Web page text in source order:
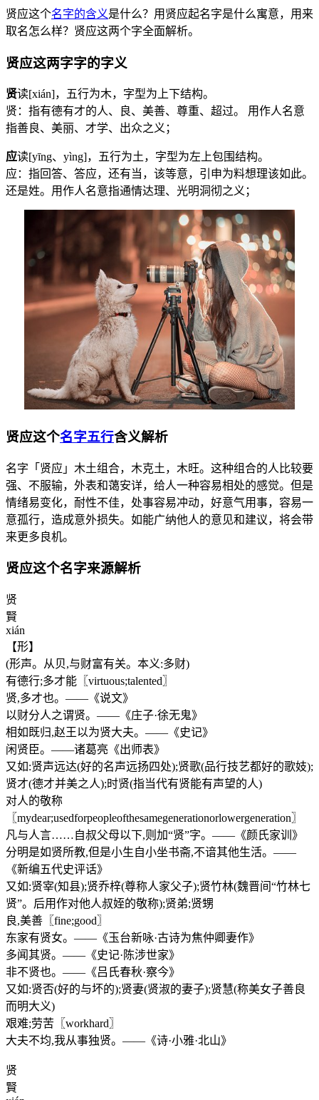
贤应这个名字的含义是什么？用贤应起名字是什么寓意，用来
取名怎么样？贤应这两个字全面解析。
贤应这两字字的字义
贤读[xián]，五行为木，字型为上下结构。
贤：指有德有才的人、良、美善、尊重、超过。 用作人名意
指善良、美丽、才学、出众之义；
应读[yīng、yìng]，五行为土，字型为左上包围结构。
应：指回答、答应，还有当，该等意，引申为料想理该如此。
还是姓。用作人名意指通情达理、光明洞彻之义；
贤应这个名字五行含义解析
名字「贤应」木土组合，木克土，木旺。这种组合的人比较要
强、不服输，外表和蔼安详，给人一种容易相处的感觉。但是
情绪易变化，耐性不佳，处事容易冲动，好意气用事，容易一
意孤行，造成意外损失。如能广纳他人的意见和建议，将会带
来更多良机。
贤应这个名字来源解析
贤
賢
xián
【形】
(形声。从贝,与财富有关。本义:多财)
有德行;多才能〖virtuous;talented〗
贤,多才也。——《说文》
以财分人之谓贤。——《庄子·徐无鬼》
相如既归,赵王以为贤大夫。——《史记》
闲贤臣。——诸葛亮《出师表》
又如:贤声远达(好的名声远扬四处);贤歌(品行技艺都好的歌妓);
贤才(德才并美之人);时贤(指当代有贤能有声望的人)
对人的敬称
〖mydear;usedforpeopleofthesamegenerationorlowergeneration〗
凡与人言……自叔父母以下,则加“贤”字。——《颜氏家训》
分明是如贤所教,但是小生自小坐书斋,不谙其他生活。——
《新编五代史评话》
又如:贤宰(知县);贤乔梓(尊称人家父子);贤竹林(魏晋间“竹林七
贤”。后用作对他人叔姪的敬称);贤弟;贤甥
良,美善〖fine;good〗
东家有贤女。——《玉台新咏·古诗为焦仲卿妻作》
多闻其贤。——《史记·陈涉世家》
非不贤也。——《吕氏春秋·察今》
又如:贤否(好的与坏的);贤妻(贤淑的妻子);贤慧(称美女子善良
而明大义)
艰难;劳苦〖workhard〗
大夫不均,我从事独贤。——《诗·小雅·北山》
贤
賢